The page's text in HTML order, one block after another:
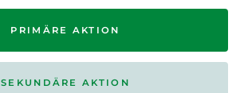
PRIMÄRE AKTION
SEKUNDÄRE AKTION